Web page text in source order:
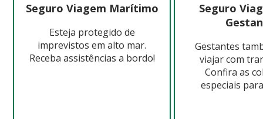
Seguro Viagem Marítimo
Esteja protegido de
imprevistos em alto mar.
Receba assistências a bordo!
Seguro
Gestantes
viajar com
Confira as
especiais